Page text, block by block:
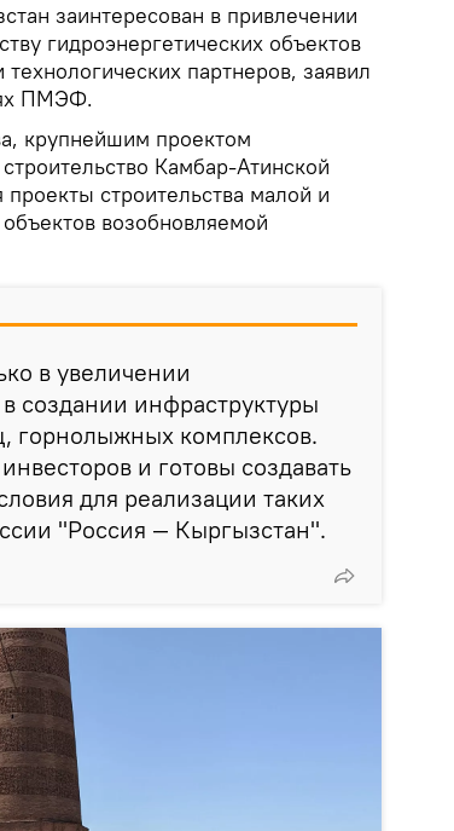
заинтересован в привлечении
гидроэнергетических объектов
партнеров, заявил
ПМЭФ.
крупнейшим проектом
Камбар-Атинской
строительства малой и
возобновляемой
в увеличении
создании инфраструктуры
горнолыжных комплексов.
и готовы создавать
для реализации таких
"Россия — Кыргызстан".